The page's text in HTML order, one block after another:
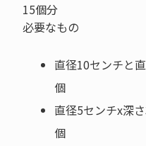
15個分
必要なもの
直径10センチと
個
直径5センチx深
個